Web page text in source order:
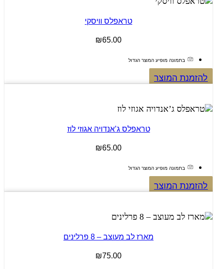
טראפלס וויסקי
₪65.00
בתמונה מופיע המוצר הגדול
להזמנת המוצר
טראפלס ג’אנדויה אגוזי לוז
₪65.00
בתמונה מופיע המוצר הגדול
להזמנת המוצר
מארז לב מעוצב – 8 פרלינים
₪75.00